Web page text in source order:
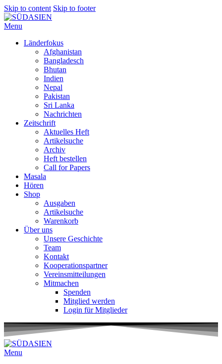
Skip to content Skip to footer
Menu
Länderfokus
Afghanistan
Bangladesch
Bhutan
Indien
Nepal
Pakistan
Sri Lanka
Nachrichten
Zeitschrift
Aktuelles Heft
Artikelsuche
Archiv
Heft bestellen
Call for Papers
Masala
Hören
Shop
Ausgaben
Artikelsuche
Warenkorb
Über uns
Unsere Geschichte
Team
Kontakt
Kooperationspartner
Vereinsmitteilungen
Mitmachen
Spenden
Mitglied werden
Login für Mitglieder
Menu